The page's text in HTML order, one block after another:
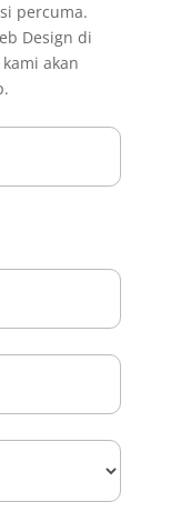
percuma.
Design di
akan